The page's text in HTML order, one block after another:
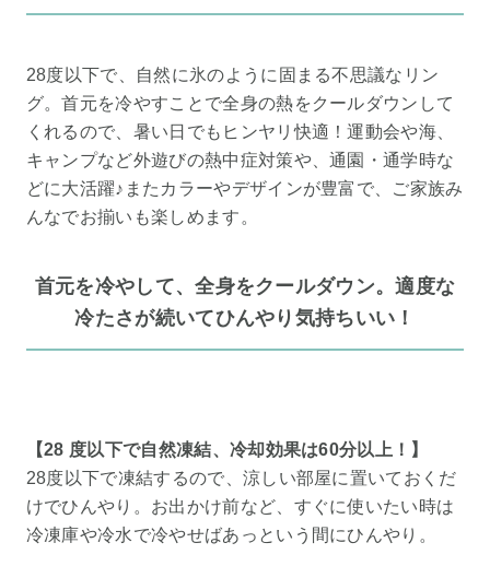
28度以下で、自然に氷のように固まる不思議なリン
グ。首元を冷やすことで全身の熱をクールダウンして
くれるので、暑い日でもヒンヤリ快適！運動会や海、
キャンプなど外遊びの熱中症対策や、通園・通学時な
どに大活躍♪またカラーやデザインが豊富で、ご家族み
んなでお揃いも楽しめます。
首元を冷やして、全身をクールダウン。適度な
冷たさが続いてひんやり気持ちいい！
【28 度以下で自然凍結、冷却効果は60分以上！】
28度以下で凍結するので、涼しい部屋に置いておくだ
けでひんやり。お出かけ前など、すぐに使いたい時は
冷凍庫や冷水で冷やせばあっという間にひんやり。